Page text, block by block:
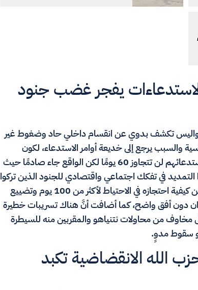
يفجر غضب جنود
تكشف بدوي عن انقسام داخلي حاد وضغوط غير
والسبب يرجع إلى خديعة أوامر الاستدعاء، لكون
الجيش أبلغ جنود الاحتياط في بداية العام أنَّ مدة استدعائهم لن تتجاوز 60 يومًا لكن الواقع جاء صادمًا حيث
يوم، إذْ تسبب هذا التمديد في تفكك اجتماعي واقتصادي للجنود الذين تركوا
وظائفهم وعائلاتهم بل إنَّ بعضهم تساءل بغضب عن كيفية احتجازه في الاحتياط لأكثر من 100 يوم وتضييع
دون أفق واضح، كما أضافت أنَّ هناك تسريبات خطيرة
مخاوف من محاولات نتنياهو والمقربين منه للسيطرة
سقوط مدوٍ.
الله الانقضاضية تكبد